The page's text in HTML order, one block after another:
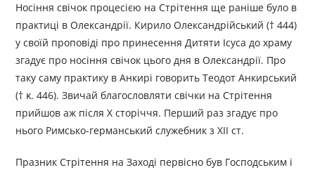
Носіння свічок процесією на Стрітення ще раніше було в
практиці в Олександрії. Кирило Олександрійський († 444)
у своїй проповіді про принесення Дитяти Ісуса до храму
згадує про носіння свічок цього дня в Олександрії. Про
таку саму практику в Анкирі говорить Теодот Анкирський
(† κ. 446). Звичай благословляти свічки на Стрітення
прийшов аж після X сторіччя. Перший раз згадує про
нього Римсько-германський служебник з XII ст.
Празник Стрітення на Заході первісно був Господським і